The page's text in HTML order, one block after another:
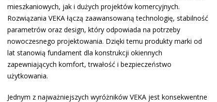
mieszkaniowych, jak i dużych projektów komercyjnych.
Rozwiązania VEKA łączą zaawansowaną technologię, stabilność
parametrów oraz design, który odpowiada na potrzeby
nowoczesnego projektowania. Dzięki temu produkty marki od
lat stanowią fundament dla konstrukcji okiennych
zapewniających komfort, trwałość i bezpieczeństwo
użytkowania.
Jednym z najważniejszych wyróżników VEKA jest konsekwentne